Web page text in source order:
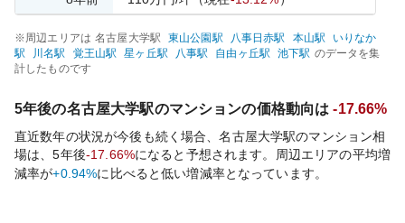
※周辺エリアは 名古屋大学駅 東山公園駅 八事日赤駅 本山駅
いりなか
駅
川名駅 覚王山駅 星ヶ丘駅 八事駅 自由ヶ丘駅 池下駅 のデータを集
計したものです
5年後の名古屋大学駅のマンションの価格動向は -17.66%
直近数年の状況が今後も続く場合、名古屋大学駅のマンション相
場は、5年後-17.66%になると予想されます。周辺エリアの平均増
減率が+0.94%に比べると低い増減率となっています。